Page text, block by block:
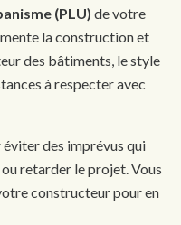
(PLU) de votre
la construction et
des bâtiments, le style
à respecter avec
des imprévus qui
retarder le projet. Vous
constructeur pour en